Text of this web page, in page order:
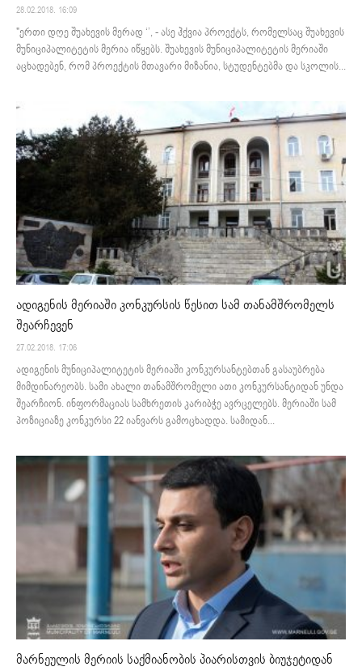
28.02.2018. 16:09
"ერთი დღე შუახევის მერად ‘’, - ასე ჰქვია პროექტს, რომელსაც შუახევის
მუნიციპალიტეტის მერია იწყებს. შუახევის მუნიციპალიტეტის მერიაში
აცხადებენ, რომ პროექტის მთავარი მიზანია, სტუდენტებმა და სკოლის...
ადიგენის მერიაში კონკურსის წესით სამ თანამშრომელს
შეარჩევენ
27.02.2018. 17:06
ადიგენის მუნიციპალიტეტის მერიაში კონკურსანტებთან გასაუბრება
მიმდინარეობს. სამი ახალი თანამშრომელი ათი კონკურსანტიდან უნდა
შეარჩიონ. ინფორმაციას სამხრეთის კარიბჭე ავრცელებს. მერიაში სამ
პოზიციაზე კონკურსი 22 იანვარს გამოცხადდა. სამიდან...
მარნეულის მერიის საქმიანობის პიარისთვის ბიუჯეტიდან